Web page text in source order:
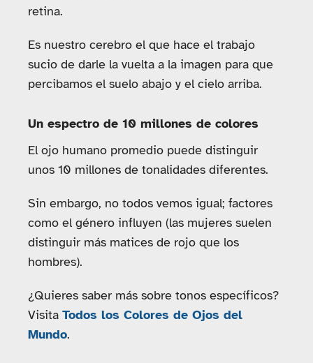
retina.
Es nuestro cerebro el que hace el trabajo
sucio de darle la vuelta a la imagen para que
percibamos el suelo abajo y el cielo arriba.
Un espectro de 10 millones de colores
El ojo humano promedio puede distinguir
unos 10 millones de tonalidades diferentes.
Sin embargo, no todos vemos igual; factores
como el género influyen (las mujeres suelen
distinguir más matices de rojo que los
hombres).
¿Quieres saber más sobre tonos específicos?
Visita Todos los Colores de Ojos del
Mundo.